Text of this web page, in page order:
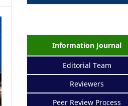
Information Journal
Editorial Team
Reviewers
Peer Review Process